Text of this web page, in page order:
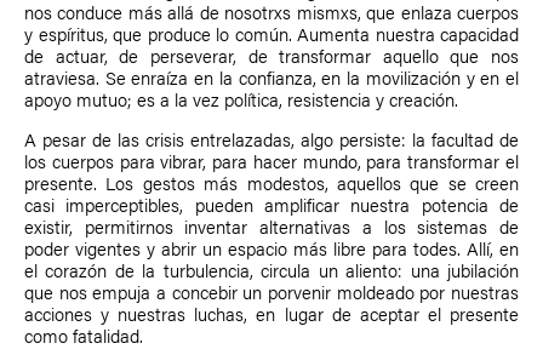
nos conduce más allá de nosotrxs mismxs, que enlaza cuerpos
y espíritus, que produce lo común. Aumenta nuestra capacidad
de actuar, de perseverar, de transformar aquello que nos
atraviesa. Se enraíza en la confianza, en la movilización y en el
apoyo mutuo; es a la vez política, resistencia y creación.
A pesar de las crisis entrelazadas, algo persiste: la facultad de
los cuerpos para vibrar, para hacer mundo, para transformar el
presente. Los gestos más modestos, aquellos que se creen
casi imperceptibles, pueden amplificar nuestra potencia de
existir, permitirnos inventar alternativas a los sistemas de
poder vigentes y abrir un espacio más libre para todes. Allí, en
el corazón de la turbulencia, circula un aliento: una jubilación
que nos empuja a concebir un porvenir moldeado por nuestras
acciones y nuestras luchas, en lugar de aceptar el presente
como fatalidad.